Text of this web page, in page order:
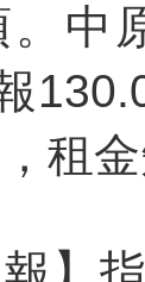
。中
報
租